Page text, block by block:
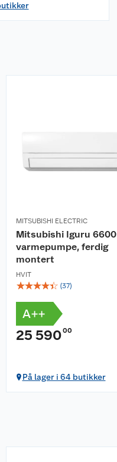
MITSUBISHI ELECTRIC
Mitsubishi Iguru 6600
varmepumpe, ferdig
montert
HVIT
☆☆☆☆☆ (37)
A++
25 59000
På lager i 64 butikker